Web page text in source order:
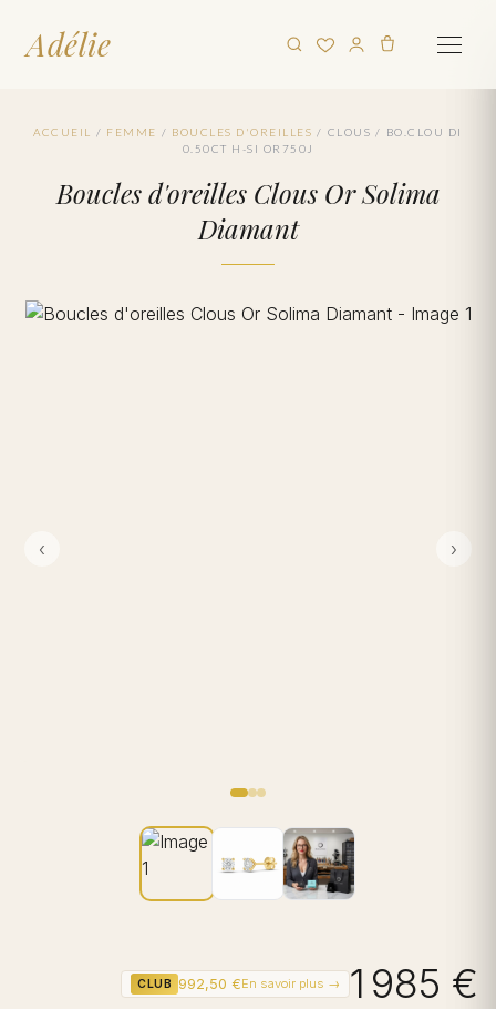
Adélie
ACCUEIL / FEMME / BOUCLES D'OREILLES / CLOUS / BO.CLOU DI
0.50CT H-SI OR750J
Boucles d'oreilles Clous Or Solima
Diamant
‹ ›
CLUB 992,50 €En savoir plus → 1 985 €